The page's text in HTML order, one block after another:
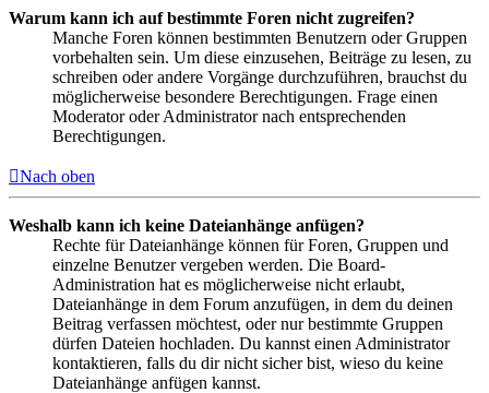
Warum kann ich auf bestimmte Foren nicht zugreifen?
Manche Foren können bestimmten Benutzern oder Gruppen
vorbehalten sein. Um diese einzusehen, Beiträge zu lesen, zu
schreiben oder andere Vorgänge durchzuführen, brauchst du
möglicherweise besondere Berechtigungen. Frage einen
Moderator oder Administrator nach entsprechenden
Berechtigungen.
Nach oben
Weshalb kann ich keine Dateianhänge anfügen?
Rechte für Dateianhänge können für Foren, Gruppen und
einzelne Benutzer vergeben werden. Die Board-
Administration hat es möglicherweise nicht erlaubt,
Dateianhänge in dem Forum anzufügen, in dem du deinen
Beitrag verfassen möchtest, oder nur bestimmte Gruppen
dürfen Dateien hochladen. Du kannst einen Administrator
kontaktieren, falls du dir nicht sicher bist, wieso du keine
Dateianhänge anfügen kannst.